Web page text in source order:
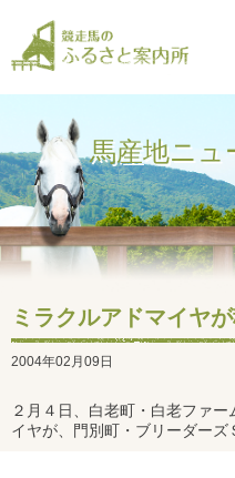
馬産地ニュ
ミラクルアドマイヤ
2004年02月09日
２月４日、白老町・白老ファ
イヤが、門別町・ブリーダーズ